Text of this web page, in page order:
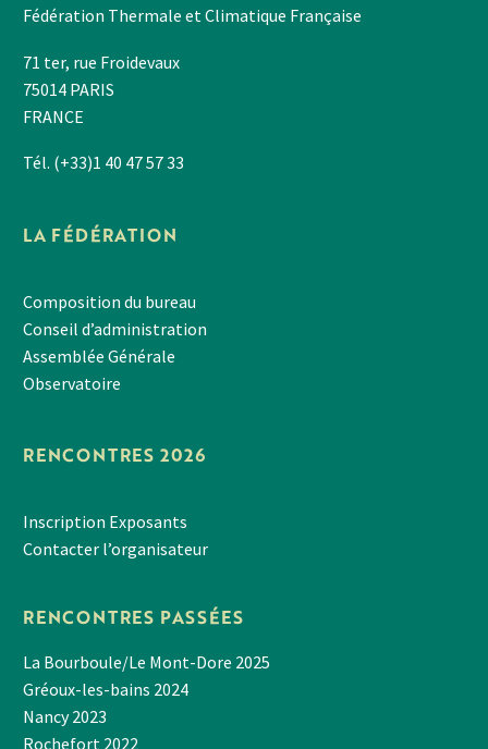
Fédération Thermale et Climatique Française
71 ter, rue Froidevaux
75014 PARIS
FRANCE
Tél. (+33)1 40 47 57 33
LA FÉDÉRATION
Composition du bureau
Conseil d’administration
Assemblée Générale
Observatoire
RENCONTRES 2026
Inscription Exposants
Contacter l’organisateur
RENCONTRES PASSÉES
La Bourboule/Le Mont-Dore 2025
Gréoux-les-bains 2024
Nancy 2023
Rochefort 2022